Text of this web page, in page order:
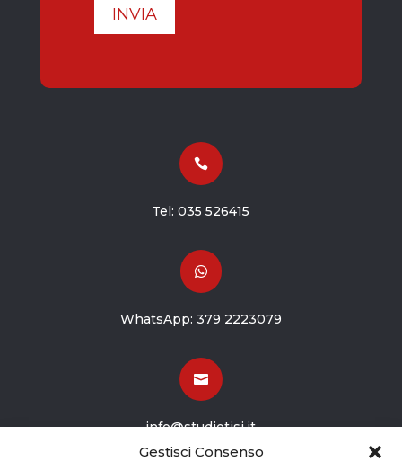
Gestisci Consenso
INVIA

Tel:035 526415

WhatsApp: 379 2223079

info@studiotisi.it